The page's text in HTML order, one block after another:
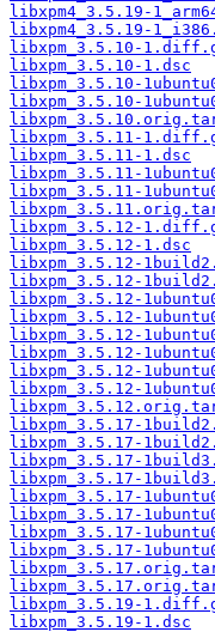
libxpm4_3.5.19-
libxpm4_3.5.19-
libxpm_3.5.10-
libxpm_3.5.10-1.dsc
libxpm_3.5.10-
libxpm_3.5.10-
libxpm_3.5.11-
libxpm_3.5.11-1.dsc
libxpm_3.5.11-
libxpm_3.5.11-
libxpm_3.5.12-
libxpm_3.5.12-1.dsc
libxpm_3.5.12-
libxpm_3.5.12-
libxpm_3.5.12-
libxpm_3.5.12-
libxpm_3.5.12-
libxpm_3.5.12-
libxpm_3.5.12-
libxpm_3.5.12-
libxpm_3.5.17-
libxpm_3.5.17-
libxpm_3.5.17-
libxpm_3.5.17-
libxpm_3.5.17-
libxpm_3.5.17-
libxpm_3.5.17-
libxpm_3.5.17-
libxpm_3.5.19-
libxpm_3.5.19-1.dsc